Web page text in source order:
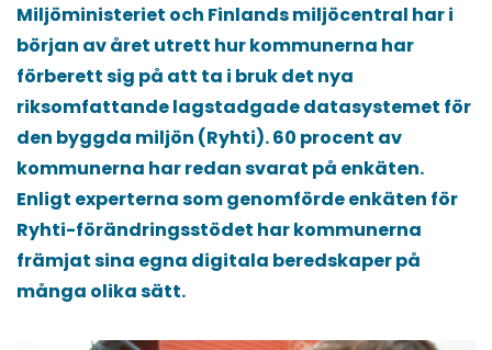
Miljöministeriet och Finlands miljöcentral har i
början av året utrett hur kommunerna har
förberett sig på att ta i bruk det nya
riksomfattande lagstadgade datasystemet för
den byggda miljön (Ryhti). 60 procent av
kommunerna har redan svarat på enkäten.
Enligt experterna som genomförde enkäten för
Ryhti-förändringsstödet har kommunerna
främjat sina egna digitala beredskaper på
många olika sätt.